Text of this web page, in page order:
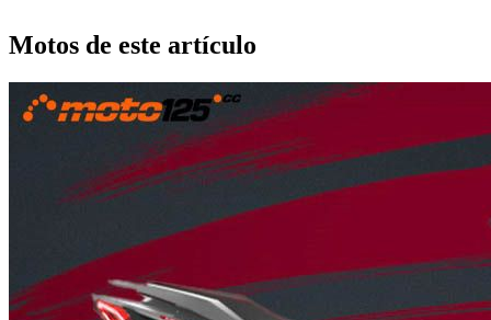
Motos de este artículo